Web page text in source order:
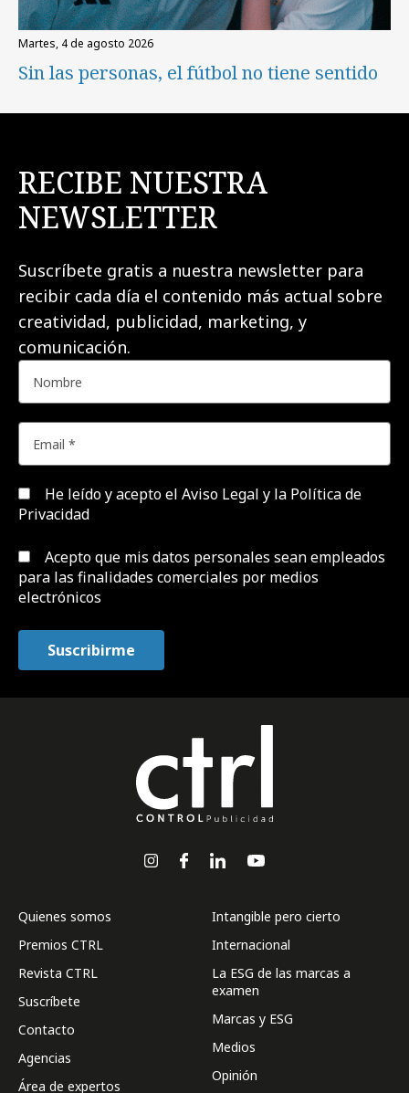
martes, 4 de agosto 2026
Sin las personas, el fútbol no tiene sentido
RECIBE NUESTRA
NEWSLETTER
Suscríbete gratis a nuestra newsletter para
recibir cada día el contenido más actual sobre
creatividad, publicidad, marketing, y
comunicación.
He leído y acepto el Aviso Legal y la Política de
Privacidad
Acepto que mis datos personales sean empleados
para las finalidades comerciales por medios
electrónicos
Quienes somos
Premios CTRL
Revista CTRL
Suscríbete
Contacto
Agencias
Área de expertos
Intangible pero cierto
Internacional
La ESG de las marcas a
examen
Marcas y ESG
Medios
Opinión